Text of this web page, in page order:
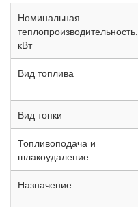
Номинальная
теплопроизводительность,
кВт
Вид топлива
Вид топки
Топливоподача и
шлакоудаление
Назначение